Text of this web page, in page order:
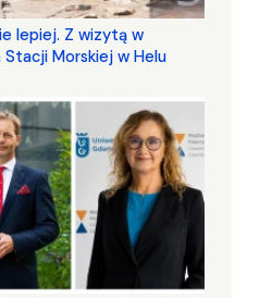
lepiej. Z wizytą w
Stacji Morskiej w Helu